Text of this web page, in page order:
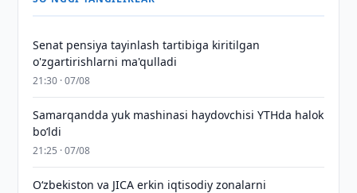
Senat pensiya tayinlash tartibiga kiritilgan
o'zgartirishlarni ma'qulladi
21:30 · 07/08
Samarqandda yuk mashinasi haydovchisi YTHda halok
bo‘ldi
21:25 · 07/08
Oʻzbekiston va JICA erkin iqtisodiy zonalarni